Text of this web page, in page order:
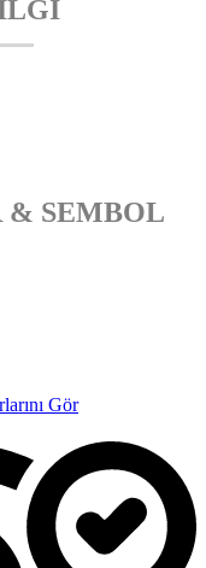
& SEMBOL
Gör